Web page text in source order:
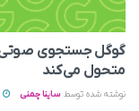
متحول می‌کند
نوشته شده توسط ساینا چمنی